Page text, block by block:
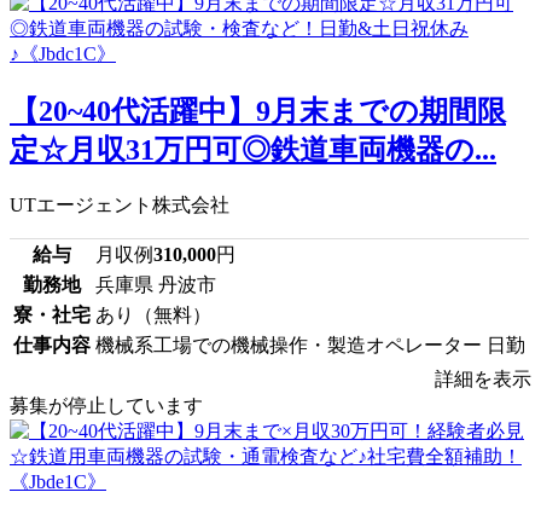
【20~40代活躍中】9月末までの期間限
定☆月収31万円可◎鉄道車両機器の...
UTエージェント株式会社
給与 月収例310,000円
勤務地
兵庫県 丹波市
寮・社宅 あり（無料）
仕事内容 機械系工場での機械操作・製造オペレーター 日勤
詳細を表示
募集が停止しています